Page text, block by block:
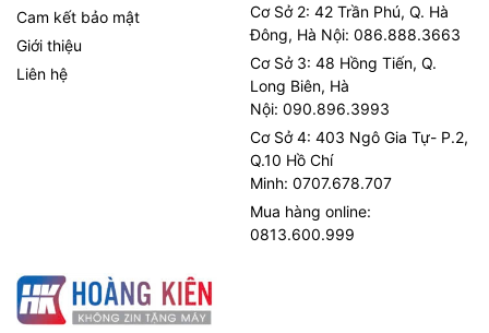
Cam kết bảo mật
Giới thiệu
Liên hệ
Cơ Sở 2: 42 Trần Phú, Q. Hà
Đông, Hà Nội: 086.888.3663
Cơ Sở 3: 48 Hồng Tiến, Q.
Long Biên, Hà
Nội: 090.896.3993
Cơ Sở 4: 403 Ngô Gia Tự- P.2,
Q.10 Hồ Chí
Minh: 0707.678.707
Mua hàng online:
0813.600.999